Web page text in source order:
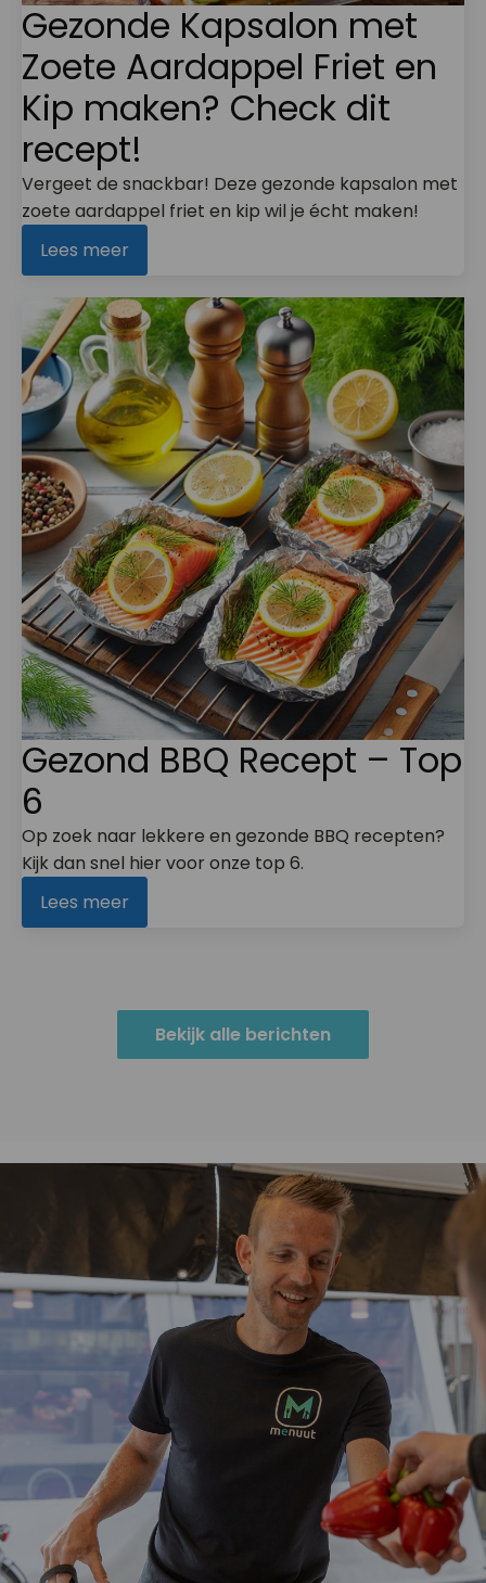
Gezonde Kapsalon met
Zoete Aardappel Friet en
Kip maken? Check dit
recept!
Vergeet de snackbar! Deze gezonde kapsalon met
zoete aardappel friet en kip wil je écht maken!
Lees meer
Gezond BBQ Recept – Top
6
Op zoek naar lekkere en gezonde BBQ recepten?
Kijk dan snel hier voor onze top 6.
Lees meer
Bekijk alle berichten